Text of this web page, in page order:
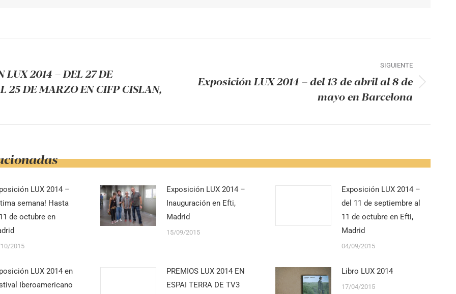
LUX 2014 – DEL 27 DE
25 DE MARZO EN CIFP CISLAN,
SIGUIENTE
Publicación
Exposición LUX 2014 – del 13 de abril al 8 de
mayo en Barcelona
LUX 2014 –
semana! Hasta
de octubre en
2015
Exposición LUX 2014 –
Inauguración en Efti,
Madrid
15/09/2015
Exposición LUX 2014 –
del 11 de septiembre al
11 de octubre en Efti,
Madrid
04/09/2015
LUX 2014 en
Iberoamericano
PREMIOS LUX 2014 EN
ESPAI TERRA DE TV3
Libro LUX 2014
17/04/2015